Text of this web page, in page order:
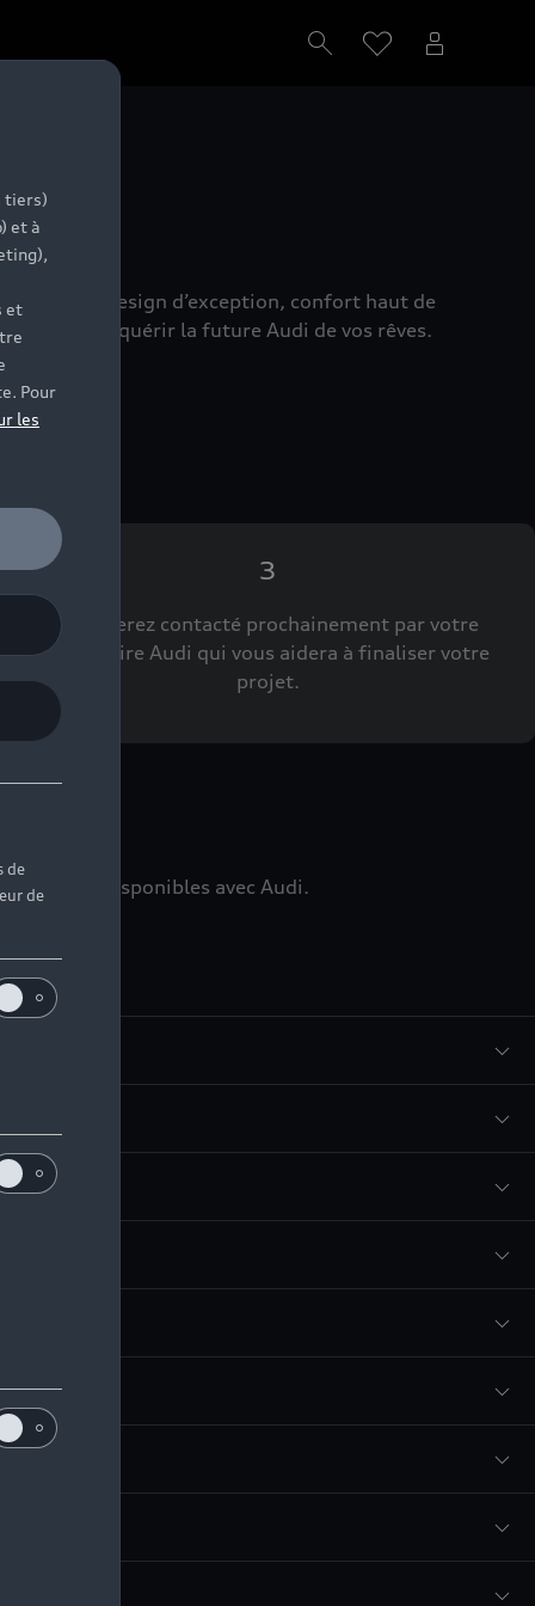
design d’exception, confort haut de
aide à acquérir la future Audi de vos rêves.
3
Vous serez contacté prochainement par votre
Partenaire Audi qui vous aidera à finaliser votre
projet.
disponibles avec Audi.
tiers)
et à
et
Pour
les
de
de